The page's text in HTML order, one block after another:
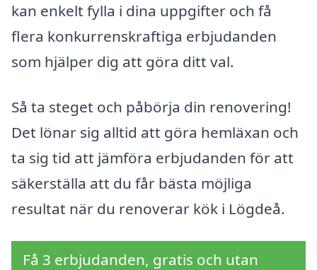
kan enkelt fylla i dina uppgifter och få
flera konkurrenskraftiga erbjudanden
som hjälper dig att göra ditt val.
Så ta steget och påbörja din renovering!
Det lönar sig alltid att göra hemläxan och
ta sig tid att jämföra erbjudanden för att
säkerställa att du får bästa möjliga
resultat när du renoverar kök i Lögdeå.
Få 3 erbjudanden, gratis och utan